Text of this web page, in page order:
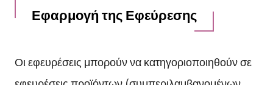
Εφαρμογή της Εφεύρεσης
Οι εφευρέσεις μπορούν να κατηγοριοποιηθούν σε